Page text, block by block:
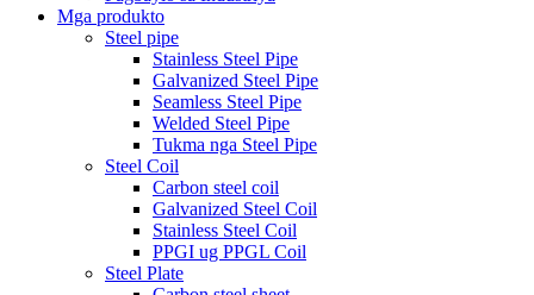
Mga produkto
Steel pipe
Stainless Steel Pipe
Galvanized Steel Pipe
Seamless Steel Pipe
Welded Steel Pipe
Tukma nga Steel Pipe
Steel Coil
Carbon steel coil
Galvanized Steel Coil
Stainless Steel Coil
PPGI ug PPGL Coil
Steel Plate